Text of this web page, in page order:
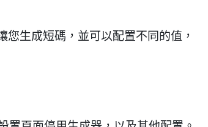
您生成短碼，並可以配置不同的值，